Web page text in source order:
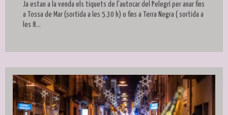
Ja estan a la venda els tiquets de l'autocar del Pelegrí per anar fins
a Tossa de Mar (sortida a les 5.30 h) o fins a Terra Negra ( sortida a
les 8...